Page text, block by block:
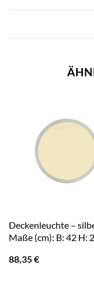
Deckenleuchte –
Maße (cm): B: 42 H:
88,35€